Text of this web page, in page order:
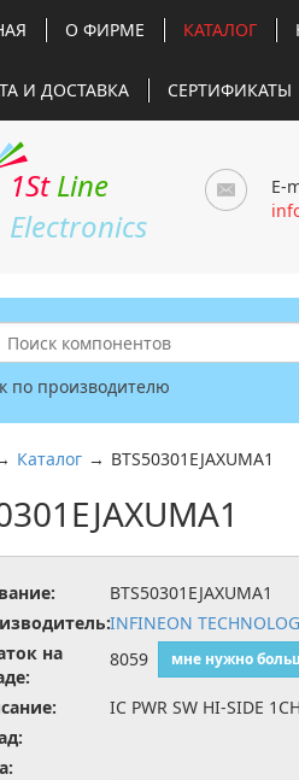
О ФИРМЕ КАТАЛОГ
И ДОСТАВКА СЕРТИФИКАТЫ
1St Line
Electronics
E-
по производителю
Каталог → BTS50301EJAXUMA1
BTS50301EJAXUMA1
INFINEON
на
8059 мне нужно
IC PWR SW HI-SIDE